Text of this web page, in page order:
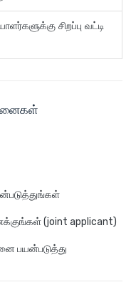
சிறப்பு வட்டி
(joint applicant)
பயன்படுத்து